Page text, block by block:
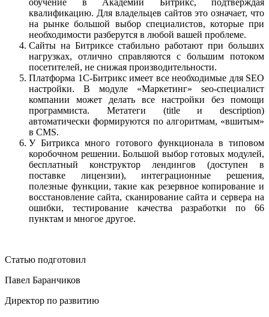
квалификацию. Для владельцев сайтов это означает, что
на рынке большой выбор специалистов, которые при
необходимости разберутся в любой вашей проблеме.
Сайты на Битриксе стабильно работают при больших
нагрузках, отлично справляются с большим потоком
посетителей, не снижая производительности.
Платформа 1С-Битрикс имеет все необходимые для SEO
настройки. В модуле «Маркетинг» seo-специалист
компании может делать все настройки без помощи
программиста. Метатеги (title и description)
автоматически формируются по алгоритмам, «вшитым»
в CMS.
У Битрикса много готового функционала в типовом
коробочном решении. Большой выбор готовых модулей,
бесплатный конструктор лендингов (доступен в
поставке лицензии), интеграционные решения,
полезные функции, такие как резервное копирование и
восстановление сайта, сканирование сайта и сервера на
ошибки, тестирование качества разработки по 66
пунктам и многое другое.
Статью подготовил
Павел Баранчиков
Директор по развитию